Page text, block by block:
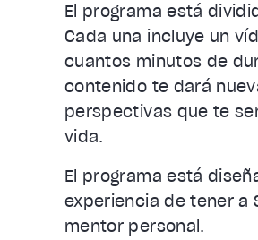
El programa está
Cada una incluye un
cuantos minutos de
contenido te dará
perspectivas que te
vida.
El programa está
experiencia de tener a
mentor personal.